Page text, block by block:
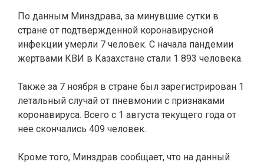
По данным Минздрава, за минувшие сутки в
стране от подтвержденной коронавирусной
инфекции умерли 7 человек. С начала пандемии
жертвами КВИ в Казахстане стали 1 893 человека.
Также за 7 ноября в стране был зарегистрирован 1
летальный случай от пневмонии с признаками
коронавируса. Всего с 1 августа текущего года от
нее скончались 409 человек.
Кроме того, Минздрав сообщает, что на данный